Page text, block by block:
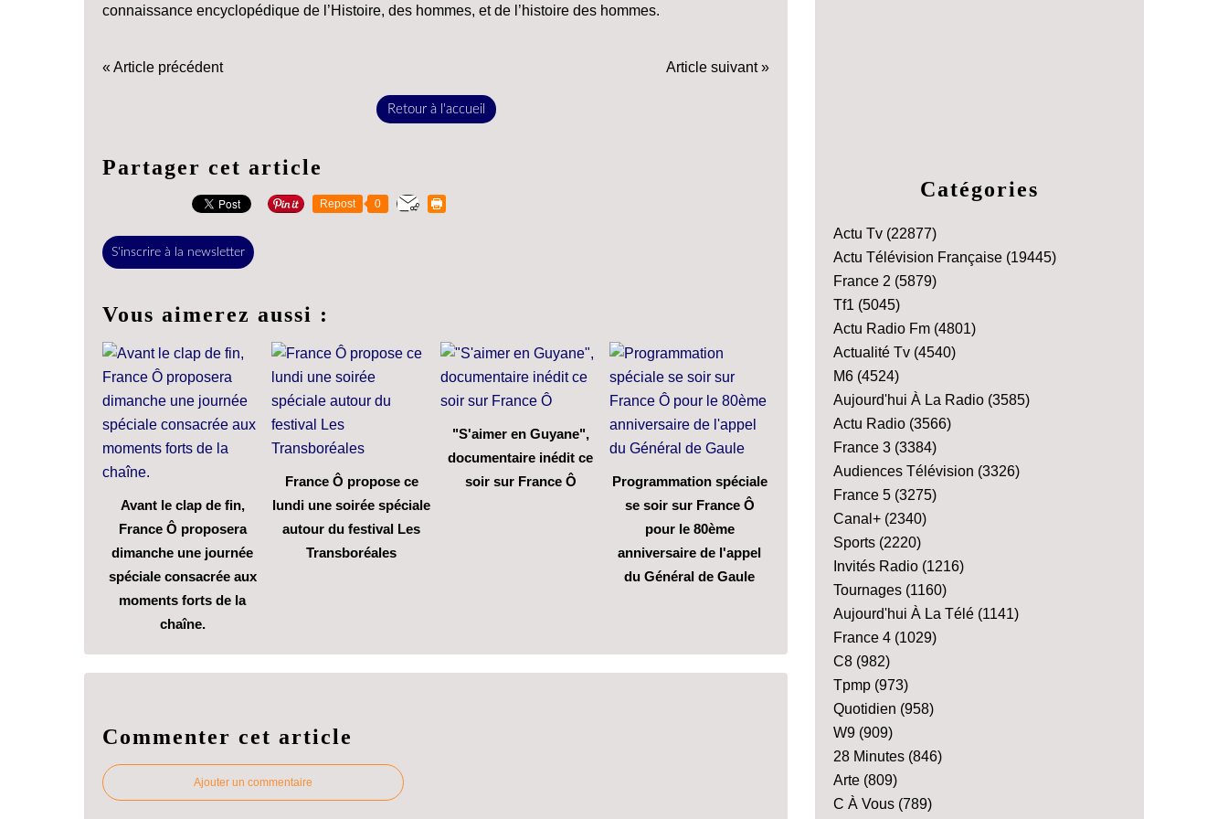
connaissance encyclopédique de l’Histoire, des hommes, et de l’histoire des hommes.
« Article précédent Article suivant »
Retour à l'accueil
Partager cet article
Repost 0
S'inscrire à la newsletter
Vous aimerez aussi :
Avant le clap de fin,
France Ô proposera
dimanche une journée
spéciale consacrée aux
moments forts de la
chaîne.
France Ô propose ce
lundi une soirée spéciale
autour du festival Les
Transboréales
"S'aimer en Guyane",
documentaire inédit ce
soir sur France Ô
Programmation spéciale
se soir sur France Ô
pour le 80ème
anniversaire de l'appel
du Général de Gaule
Commenter cet article
Ajouter un commentaire
Catégories
Actu Tv (22877)
Actu Télévision Française (19445)
France 2 (5879)
Tf1 (5045)
Actu Radio Fm (4801)
Actualité Tv (4540)
M6 (4524)
Aujourd'hui À La Radio (3585)
Actu Radio (3566)
France 3 (3384)
Audiences Télévision (3326)
France 5 (3275)
Canal+ (2340)
Sports (2220)
Invités Radio (1216)
Tournages (1160)
Aujourd'hui À La Télé (1141)
France 4 (1029)
C8 (982)
Tpmp (973)
Quotidien (958)
W9 (909)
28 Minutes (846)
Arte (809)
C À Vous (789)